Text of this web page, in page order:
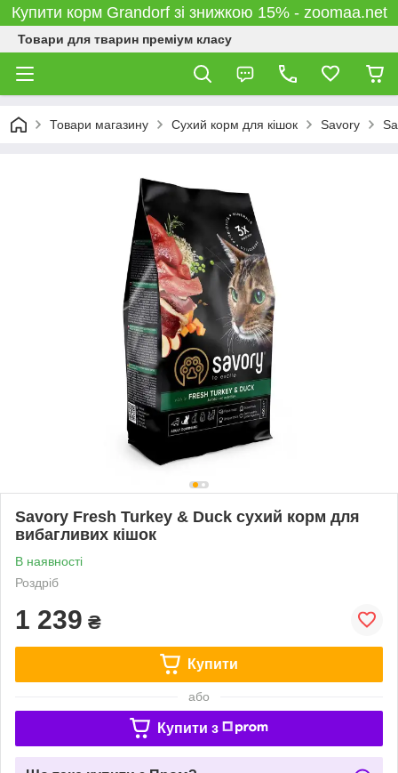
Купити корм Grandorf зі знижкою 15% - zoomaa.net
Товари для тварин преміум класу
Товари магазину Сухий корм для кішок Savory
Savory Fresh Turkey & Duck сухий корм для
вибагливих кішок
В наявності
Роздріб
1 239 ₴
Купити
або
Купити з